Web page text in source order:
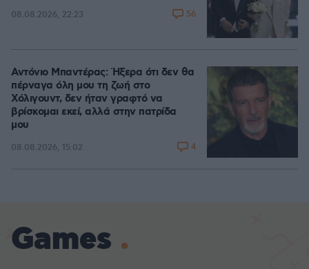
08.08.2026, 22:23 56
Αντόνιο Μπαντέρας: Ήξερα ότι δεν θα
πέρναγα όλη μου τη ζωή στο
Χόλιγουντ, δεν ήταν γραφτό να
βρίσκομαι εκεί, αλλά στην πατρίδα
μου
08.08.2026, 15:02 4
Games